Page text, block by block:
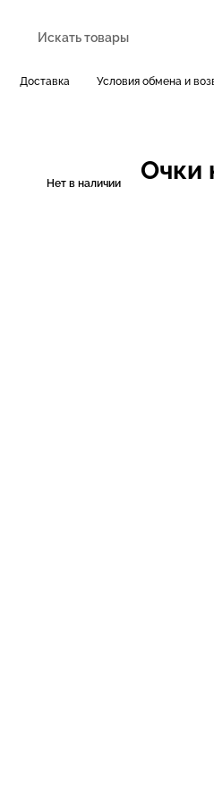
Доставка Условия обмена и
Нет в наличии Очки